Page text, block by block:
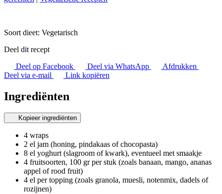
Soort dieet: Vegetarisch
Deel dit recept
Deel op Facebook
Deel via WhatsApp
Afdrukken
Deel via e-mail
Link kopiëren
Ingrediënten
Kopieer ingrediënten
4 wraps
2 el jam (honing, pindakaas of chocopasta)
8 el yoghurt (slagroom of kwark), eventueel met smaakje
4 fruitsoorten, 100 gr per stuk (zoals banaan, mango, ananas
appel of rood fruit)
4 el per topping (zoals granola, muesli, notenmix, dadels of
rozijnen)